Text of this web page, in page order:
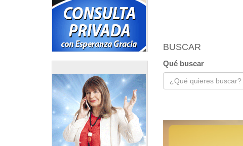
BUSCAR
Qué buscar